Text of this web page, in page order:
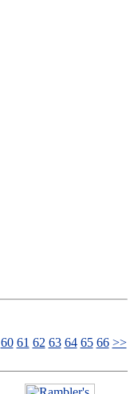
60 61 62 63 64 65 66 >>